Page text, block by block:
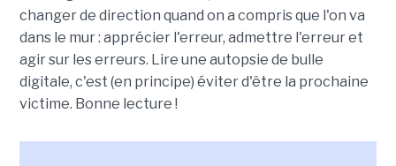
changer de direction quand on a compris que l'on va
dans le mur : apprécier l'erreur, admettre l'erreur et
agir sur les erreurs. Lire une autopsie de bulle
digitale, c'est (en principe) éviter d'être la prochaine
victime. Bonne lecture !